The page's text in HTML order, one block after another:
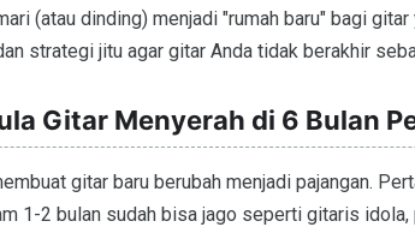
(atau dinding) menjadi "rumah baru" bagi
strategi jitu agar gitar Anda tidak berakhir
Gitar Menyerah di 6 Bulan
gitar baru berubah menjadi pajangan.
1-2 bulan sudah bisa jago seperti gitaris